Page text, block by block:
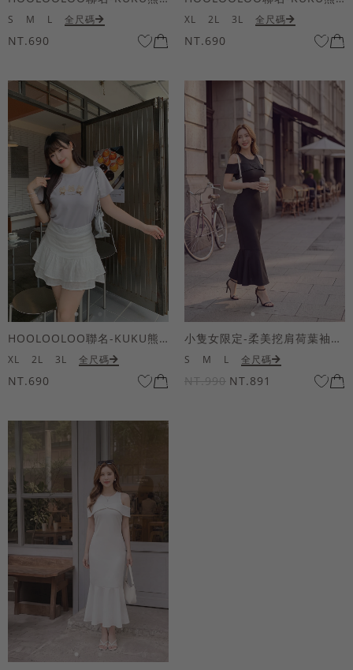
S M L 全尺碼
NT.690
XL 2L 3L 全尺碼
NT.690
HOOLOOLOO聯名-KUKU熊蝴蝶結短袖上衣
XL 2L 3L 全尺碼
NT.690
小隻女限定-柔美挖肩荷葉袖魚尾長洋裝
S M L 全尺碼
NT.990 NT.891